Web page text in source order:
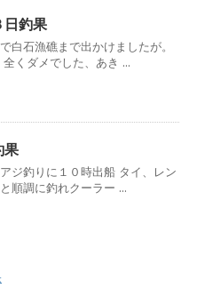
日釣果
白石漁礁まで出かけましたが。
くダメでした、あき ...
果
ジ釣りに１０時出船 タイ、レン
順調に釣れクーラー ...